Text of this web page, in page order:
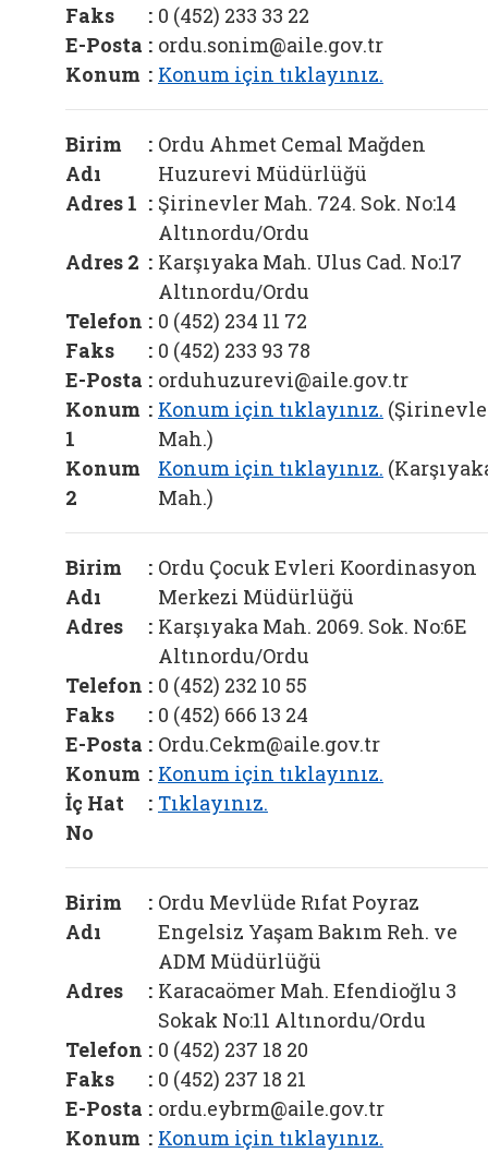
Faks
: 0 (452) 233 33 22
E-Posta : ordu.sonim@aile.gov.tr
Konum : Konum için tıklayınız.
Birim
Adı
: Ordu Ahmet Cemal Mağden
Huzurevi Müdürlüğü
Adres 1 : Şirinevler Mah. 724. Sok. No:14
Altınordu/Ordu
Adres 2 : Karşıyaka Mah. Ulus Cad. No:17
Altınordu/Ordu
Telefon : 0 (452) 234 11 72
Faks
: 0 (452) 233 93 78
E-Posta : orduhuzurevi@aile.gov.tr
Konum
1
: Konum için tıklayınız.
Mah.)
Konum
2
Konum için tıklayınız.
Mah.)
Birim
Adı
: Ordu Çocuk Evleri Koordinasyon
Merkezi Müdürlüğü
Adres
: Karşıyaka Mah. 2069. Sok. No:6E
Altınordu/Ordu
Telefon : 0 (452) 232 10 55
Faks
: 0 (452) 666 13 24
E-Posta : Ordu.Cekm@aile.gov.tr
Konum : Konum için tıklayınız.
İç Hat
No
: Tıklayınız.
Birim
Adı
: Ordu Mevlüde Rıfat Poyraz
Engelsiz Yaşam Bakım Reh. ve
ADM Müdürlüğü
Adres
: Karacaömer Mah. Efendioğlu 3
Sokak No:11 Altınordu/Ordu
Telefon : 0 (452) 237 18 20
Faks
: 0 (452) 237 18 21
E-Posta : ordu.eybrm@aile.gov.tr
Konum : Konum için tıklayınız.